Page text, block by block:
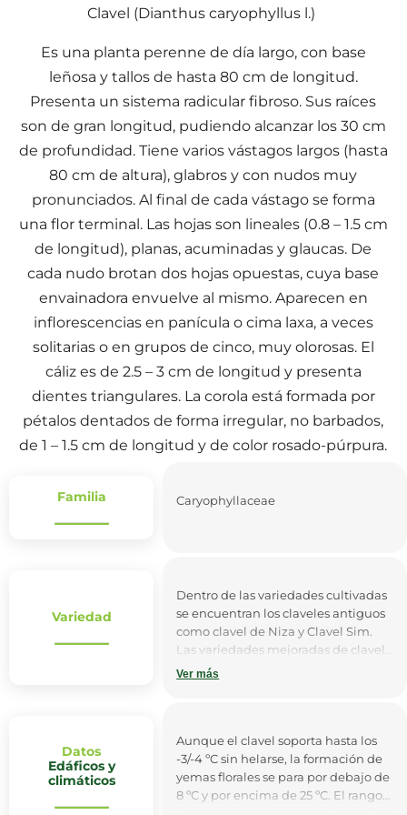
Clavel (Dianthus caryophyllus l.)
Es una planta perenne de día largo, con base
leñosa y tallos de hasta 80 cm de longitud.
Presenta un sistema radicular fibroso. Sus raíces
son de gran longitud, pudiendo alcanzar los 30 cm
de profundidad. Tiene varios vástagos largos (hasta
80 cm de altura), glabros y con nudos muy
pronunciados. Al final de cada vástago se forma
una flor terminal. Las hojas son lineales (0.8 – 1.5 cm
de longitud), planas, acuminadas y glaucas. De
cada nudo brotan dos hojas opuestas, cuya base
envainadora envuelve al mismo. Aparecen en
inflorescencias en panícula o cima laxa, a veces
solitarias o en grupos de cinco, muy olorosas. El
cáliz es de 2.5 – 3 cm de longitud y presenta
dientes triangulares. La corola está formada por
pétalos dentados de forma irregular, no barbados,
de 1 – 1.5 cm de longitud y de color rosado-púrpura.
Familia Caryophyllaceae
Variedad
Dentro de las variedades cultivadas
se encuentran los claveles antiguos
como clavel de Niza y Clavel Sim.
Las variedades mejoradas de clavel
miniatura y clavel estándar de
Ver más
Datos
Edáficos y
climáticos
Aunque el clavel soporta hasta los
-3/-4 ºC sin helarse, la formación de
yemas florales se para por debajo de
8 ºC y por encima de 25 ºC. El rango